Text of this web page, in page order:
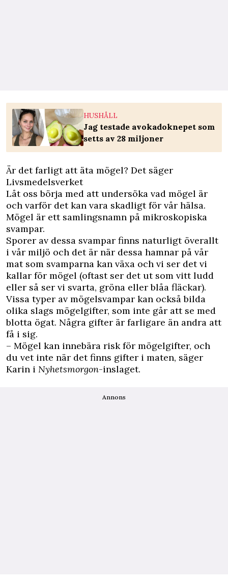
HUSHÅLL
Jag testade avokadoknepet som
setts av 28 miljoner
Är det farligt att äta mögel? Det säger
Livsmedelsverket
Låt oss börja med att undersöka vad mögel är
och varför det kan vara skadligt för vår hälsa.
Mögel är ett samlingsnamn på mikroskopiska
svampar.
Sporer av dessa svampar finns naturligt överallt
i vår miljö och det är när dessa hamnar på vår
mat som svamparna kan växa och vi ser det vi
kallar för mögel (oftast ser det ut som vitt ludd
eller så ser vi svarta, gröna eller blåa fläckar).
Vissa typer av mögelsvampar kan också bilda
olika slags mögelgifter, som inte går att se med
blotta ögat. Några gifter är farligare än andra att
få i sig.
– Mögel kan innebära risk för mögelgifter, och
du vet inte när det finns gifter i maten, säger
Karin i Nyhetsmorgon-inslaget.
Annons